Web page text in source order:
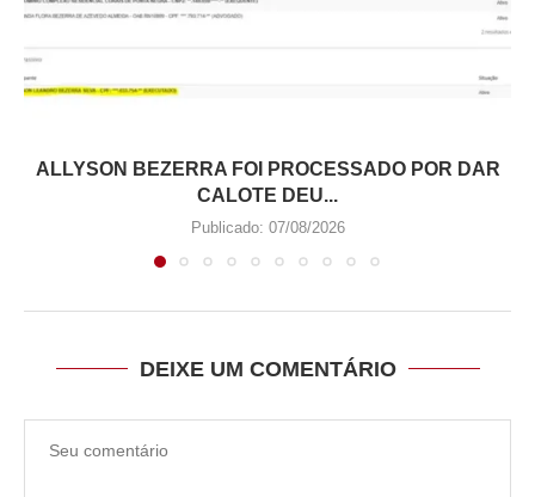
ALLYSON BEZERRA FOI PROCESSADO POR DAR
CALOTE DEU...
Publicado: 07/08/2026
DEIXE UM COMENTÁRIO